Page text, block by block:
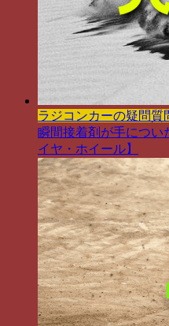
ラジコンカーの疑問質
瞬間接着剤が手につい
イヤ・ホイール】